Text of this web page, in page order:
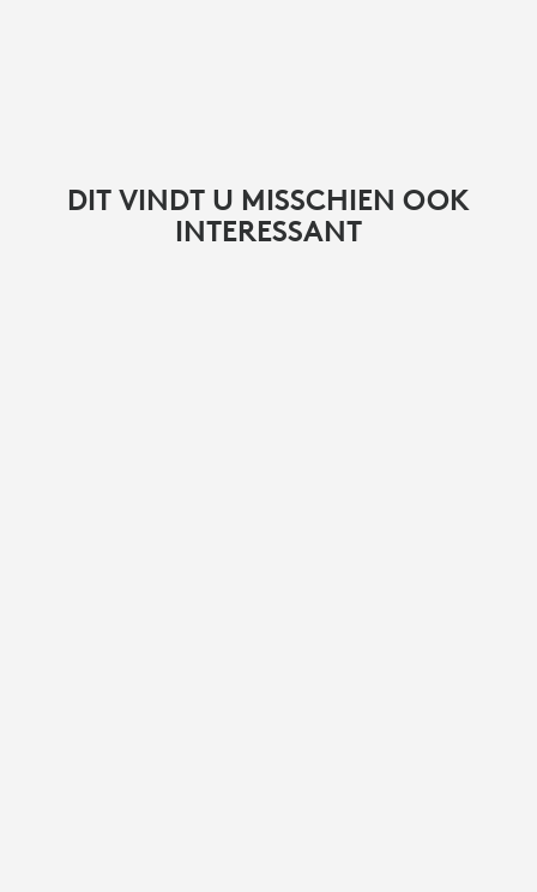
DIT VINDT U MISSCHIEN OOK
INTERESSANT